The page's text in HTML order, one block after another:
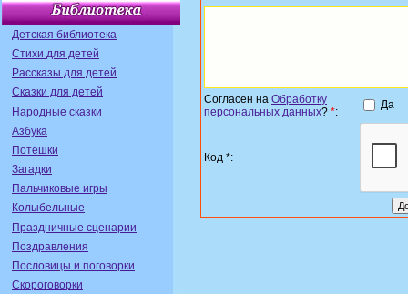
Детская библиотека
Стихи для детей
Рассказы для детей
Сказки для детей
Народные сказки
Азбука
Потешки
Загадки
Пальчиковые игры
Колыбельные
Праздничные сценарии
Поздравления
Пословицы и поговорки
Скороговорки
Согласен на Обработку
персональных данных? *:
Да
Код *: